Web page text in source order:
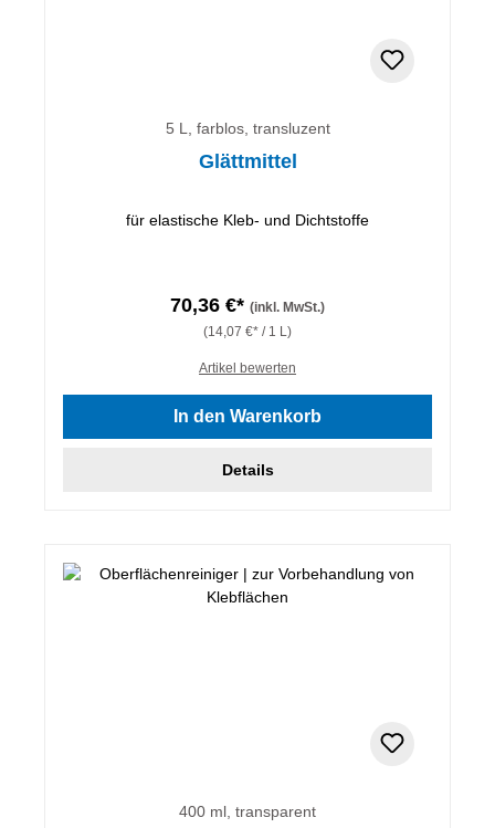
5 L, farblos, transluzent
Glättmittel
für elastische Kleb- und Dichtstoffe
70,36 €* (inkl. MwSt.)
(14,07 €* / 1 L)
Artikel bewerten
In den Warenkorb
Details
400 ml, transparent